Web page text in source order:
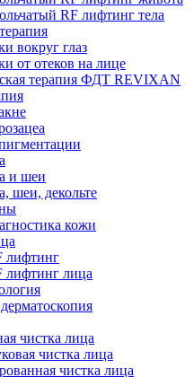
RF лифтинг тела
вокруг глаз
от отеков на лице
терапия ФДТ REVIXAN
и шеи
шеи, декольте
кожи
лифтинг
лифтинг лица
чистка лица
чистка лица
чистка лица